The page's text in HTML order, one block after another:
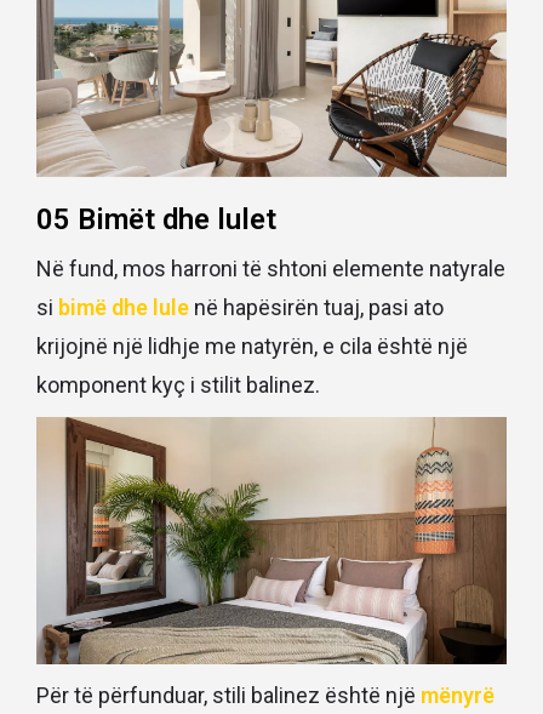
05 Bimët dhe lulet
Në fund, mos harroni të shtoni elemente natyrale
si bimë dhe lule në hapësirën tuaj, pasi ato
krijojnë një lidhje me natyrën, e cila është një
komponent kyç i stilit balinez.
Për të përfunduar, stili balinez është një mënyrë